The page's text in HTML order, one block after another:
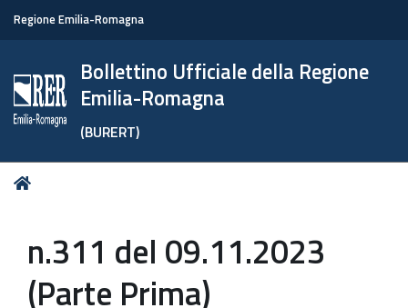
Regione Emilia-Romagna
Bollettino Ufficiale della Regione
Emilia-Romagna
(BURERT)
Tu
n.311 del 09.11.2023
(Parte Prima)